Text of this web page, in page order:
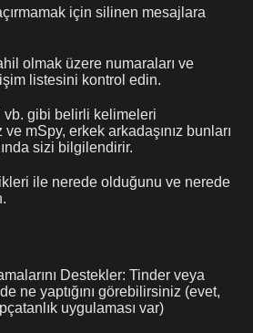
için silinen mesajlara
olmak üzere numaraları ve
listesini kontrol edin.
gibi belirli kelimeleri
mSpy, erkek arkadaşınız bunları
sizi bilgilendirir.
ile nerede olduğunu ve nerede
Destekler: Tinder veya
ne yaptığını görebilirsiniz (evet,
uygulaması var)